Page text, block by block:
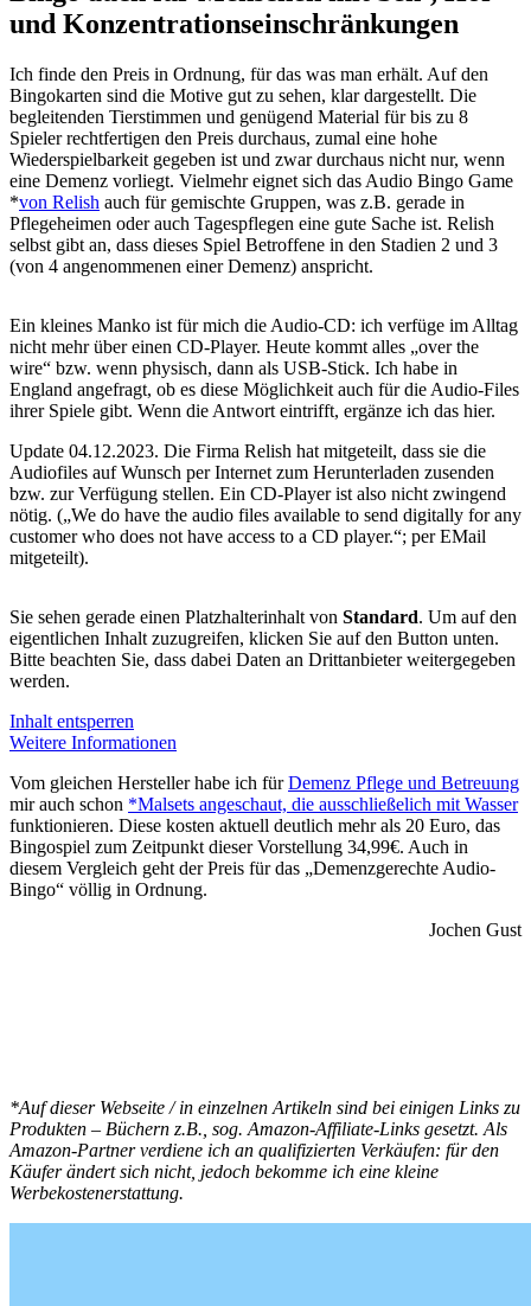
und Konzentrationseinschränkungen
Ich finde den Preis in Ordnung, für das was man erhält. Auf den
Bingokarten sind die Motive gut zu sehen, klar dargestellt. Die
begleitenden Tierstimmen und genügend Material für bis zu 8
Spieler rechtfertigen den Preis durchaus, zumal eine hohe
Wiederspielbarkeit gegeben ist und zwar durchaus nicht nur, wenn
eine Demenz vorliegt. Vielmehr eignet sich das Audio Bingo Game
*von Relish auch für gemischte Gruppen, was z.B. gerade in
Pflegeheimen oder auch Tagespflegen eine gute Sache ist. Relish
selbst gibt an, dass dieses Spiel Betroffene in den Stadien 2 und 3
(von 4 angenommenen einer Demenz) anspricht.
Ein kleines Manko ist für mich die Audio-CD: ich verfüge im Alltag
nicht mehr über einen CD-Player. Heute kommt alles „over the
wire“ bzw. wenn physisch, dann als USB-Stick. Ich habe in
England angefragt, ob es diese Möglichkeit auch für die Audio-Files
ihrer Spiele gibt. Wenn die Antwort eintrifft, ergänze ich das hier.
Update 04.12.2023. Die Firma Relish hat mitgeteilt, dass sie die
Audiofiles auf Wunsch per Internet zum Herunterladen zusenden
bzw. zur Verfügung stellen. Ein CD-Player ist also nicht zwingend
nötig. („We do have the audio files available to send digitally for any
customer who does not have access to a CD player.“; per EMail
mitgeteilt).
Sie sehen gerade einen Platzhalterinhalt von Standard. Um auf den
eigentlichen Inhalt zuzugreifen, klicken Sie auf den Button unten.
Bitte beachten Sie, dass dabei Daten an Drittanbieter weitergegeben
werden.
Inhalt entsperren
Weitere Informationen
Vom gleichen Hersteller habe ich fürDemenz Pflege und Betreuung
mir auch schon *Malsets angeschaut, die ausschließelich mit Wasser
funktionieren. Diese kosten aktuell deutlich mehr als 20 Euro, das
Bingospiel zum Zeitpunkt dieser Vorstellung 34,99€. Auch in
diesem Vergleich geht der Preis für das „Demenzgerechte Audio-
Bingo“ völlig in Ordnung.
Jochen Gust
*Auf dieser Webseite / in einzelnen Artikeln sind bei einigen Links zu
Produkten – Büchern z.B., sog. Amazon-Affiliate-Links gesetzt. Als
Amazon-Partner verdiene ich an qualifizierten Verkäufen: für den
Käufer ändert sich nicht, jedoch bekomme ich eine kleine
Werbekostenerstattung.